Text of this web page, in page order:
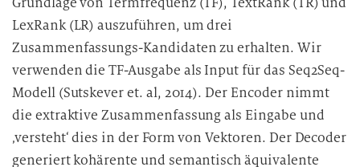
b
t
u
n
g
LexRank (LR) auszuführen, um drei
Zusammenfassungs-Kandidaten zu erhalten. Wir
verwenden die TF-Ausgabe als Input für das Seq2Seq-
Modell (Sutskever et. al, 2014). Der Encoder nimmt
die extraktive Zusammenfassung als Eingabe und
‚versteht‘ dies in der Form von Vektoren. Der Decoder
generiert kohärente und semantisch äquivalente